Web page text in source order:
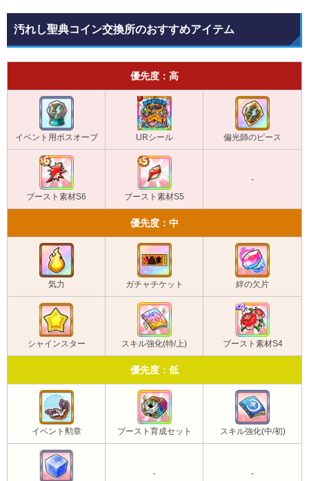
汚れし聖典コイン交換所のおすすめアイテム
優先度：高
イベント用ボスオーブ URシール 偏光師のピース
ブースト素材S6 ブースト素材S5
-
優先度：中
気力 ガチャチケット 絆の欠片
シャインスター スキル強化(特/上) ブースト素材S4
優先度：低
イベント勲章 ブースト育成セット スキル強化(中/初)
- -